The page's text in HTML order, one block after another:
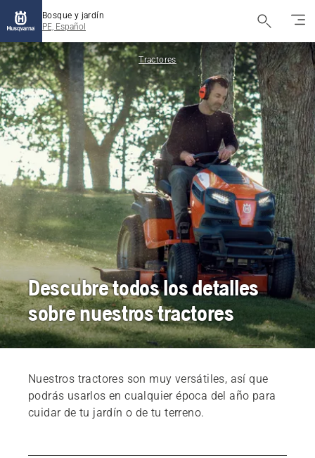
Bosque y jardín
PE, Español
Tractores
Descubre todos los detalles
sobre nuestros tractores
Nuestros tractores son muy versátiles, así que
podrás usarlos en cualquier época del año para
cuidar de tu jardín o de tu terreno.